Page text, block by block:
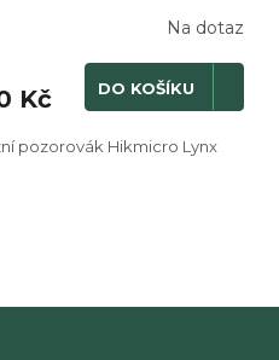
R
M
Na dotaz
Kč DO KOŠÍKU
pozorovák Hikmicro Lynx
á